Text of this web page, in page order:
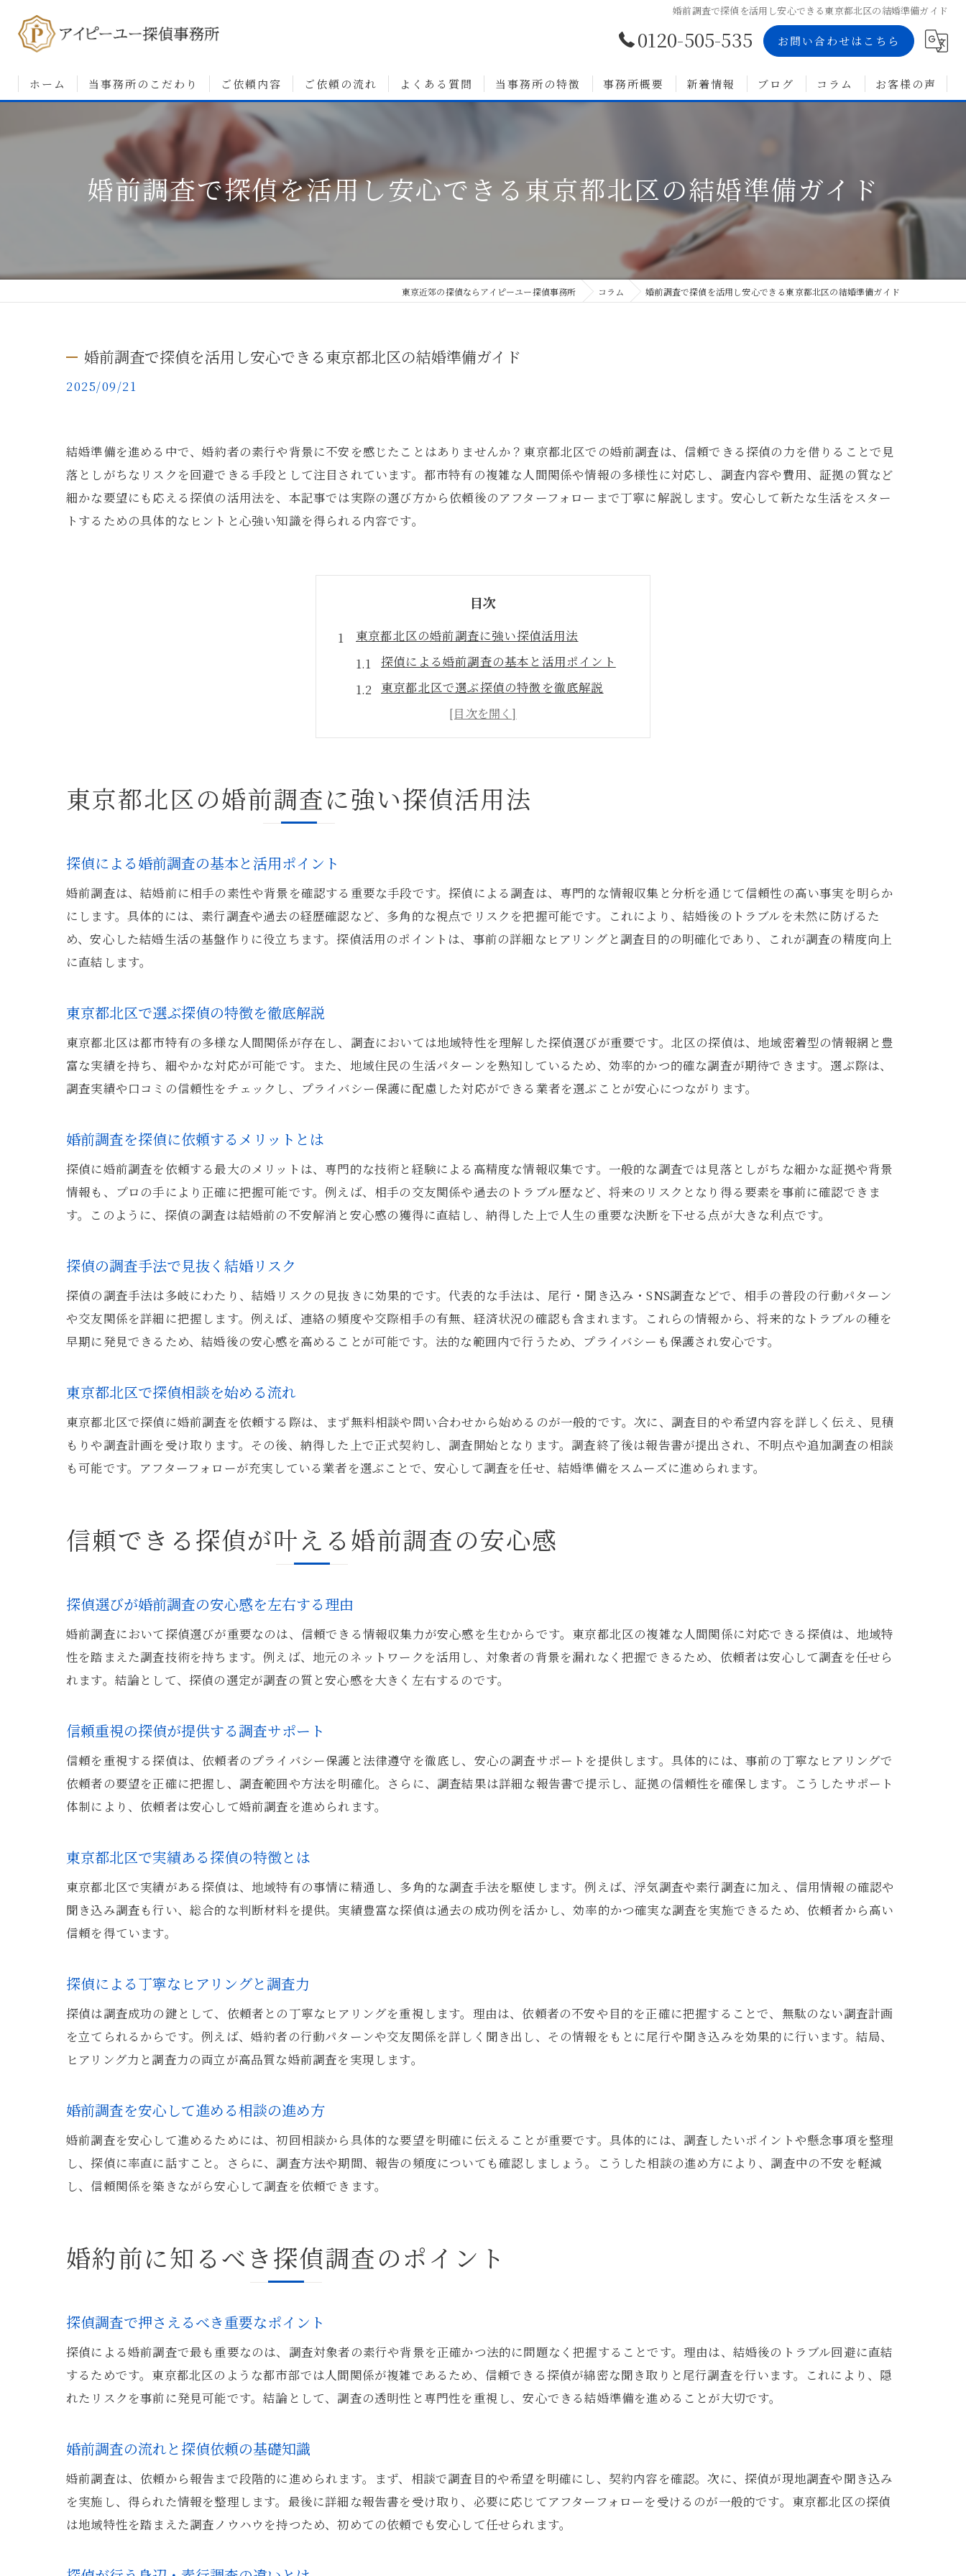
婚前調査で探偵を活用し安心できる東京都北区の結婚準備ガイド
0120-505-535 お問い合わせはこちら
ホーム 当事務所のこだわり ご依頼内容
浮気調査について
婚前調査について
素行・行動調査について
ご依頼の流れ よくある質問 当事務所の特徴
人探し
事務所概要 新着情報 ブログ コラム お客様の声
婚前調査で探偵を活用し安心できる東京都北区の結婚準備ガイド
東京近郊の探偵ならアイピーユー探偵事務所 コラム 婚前調査で探偵を活用し安心できる東京都北区の結婚準備ガイド
婚前調査で探偵を活用し安心できる東京都北区の結婚準備ガイド
2025/09/21
結婚準備を進める中で、婚約者の素行や背景に不安を感じたことはありませんか？東京都北区での婚前調査は、信頼できる探偵の力を借りることで見
落としがちなリスクを回避できる手段として注目されています。都市特有の複雑な人間関係や情報の多様性に対応し、調査内容や費用、証拠の質など
細かな要望にも応える探偵の活用法を、本記事では実際の選び方から依頼後のアフターフォローまで丁寧に解説します。安心して新たな生活をスター
トするための具体的なヒントと心強い知識を得られる内容です。
目次
東京都北区の婚前調査に強い探偵活用法
探偵による婚前調査の基本と活用ポイント
東京都北区で選ぶ探偵の特徴を徹底解説
婚前調査を探偵に依頼するメリットとは
探偵の調査手法で見抜く結婚リスク
信頼できる探偵が叶える婚前調査の安心感
探偵選びが婚前調査の安心感を左右する理由
探偵による丁寧なヒアリングと調査力
婚前調査を安心して進める相談の進め方
婚約前に知るべき探偵調査のポイント
調査内容と報告書の確認方法を解説
探偵依頼前に知りたい費用と相場感
探偵との無料相談で悩みを事前に解決
素行調査を探偵に任せるメリットとは
婚前調査で探偵が集める証拠の重要性
信頼できる探偵の見分け方と選び方
婚前調査で失敗しない探偵依頼のコツ
料金や調査内容をしっかり比較し判断
東京都北区の婚前調査に強い探偵活用法
探偵による婚前調査の基本と活用ポイント
婚前調査は、結婚前に相手の素性や背景を確認する重要な手段です。探偵による調査は、専門的な情報収集と分析を通じて信頼性の高い事実を明らか
にします。具体的には、素行調査や過去の経歴確認など、多角的な視点でリスクを把握可能です。これにより、結婚後のトラブルを未然に防げるた
め、安心した結婚生活の基盤作りに役立ちます。探偵活用のポイントは、事前の詳細なヒアリングと調査目的の明確化であり、これが調査の精度向上
に直結します。
東京都北区で選ぶ探偵の特徴を徹底解説
東京都北区は都市特有の多様な人間関係が存在し、調査においては地域特性を理解した探偵選びが重要です。北区の探偵は、地域密着型の情報網と豊
富な実績を持ち、細やかな対応が可能です。また、地域住民の生活パターンを熟知しているため、効率的かつ的確な調査が期待できます。選ぶ際は、
調査実績や口コミの信頼性をチェックし、プライバシー保護に配慮した対応ができる業者を選ぶことが安心につながります。
婚前調査を探偵に依頼するメリットとは
探偵に婚前調査を依頼する最大のメリットは、専門的な技術と経験による高精度な情報収集です。一般的な調査では見落としがちな細かな証拠や背景
情報も、プロの手により正確に把握可能です。例えば、相手の交友関係や過去のトラブル歴など、将来のリスクとなり得る要素を事前に確認できま
す。このように、探偵の調査は結婚前の不安解消と安心感の獲得に直結し、納得した上で人生の重要な決断を下せる点が大きな利点です。
探偵の調査手法で見抜く結婚リスク
探偵の調査手法は多岐にわたり、結婚リスクの見抜きに効果的です。代表的な手法は、尾行・聞き込み・SNS調査などで、相手の普段の行動パターン
や交友関係を詳細に把握します。例えば、連絡の頻度や交際相手の有無、経済状況の確認も含まれます。これらの情報から、将来的なトラブルの種を
早期に発見できるため、結婚後の安心感を高めることが可能です。法的な範囲内で行うため、プライバシーも保護され安心です。
東京都北区で探偵相談を始める流れ
東京都北区で探偵に婚前調査を依頼する際は、まず無料相談や問い合わせから始めるのが一般的です。次に、調査目的や希望内容を詳しく伝え、見積
もりや調査計画を受け取ります。その後、納得した上で正式契約し、調査開始となります。調査終了後は報告書が提出され、不明点や追加調査の相談
も可能です。アフターフォローが充実している業者を選ぶことで、安心して調査を任せ、結婚準備をスムーズに進められます。
信頼できる探偵が叶える婚前調査の安心感
探偵選びが婚前調査の安心感を左右する理由
婚前調査において探偵選びが重要なのは、信頼できる情報収集力が安心感を生むからです。東京都北区の複雑な人間関係に対応できる探偵は、地域特
性を踏まえた調査技術を持ちます。例えば、地元のネットワークを活用し、対象者の背景を漏れなく把握できるため、依頼者は安心して調査を任せら
れます。結論として、探偵の選定が調査の質と安心感を大きく左右するのです。
信頼重視の探偵が提供する調査サポート
信頼を重視する探偵は、依頼者のプライバシー保護と法律遵守を徹底し、安心の調査サポートを提供します。具体的には、事前の丁寧なヒアリングで
依頼者の要望を正確に把握し、調査範囲や方法を明確化。さらに、調査結果は詳細な報告書で提示し、証拠の信頼性を確保します。こうしたサポート
体制により、依頼者は安心して婚前調査を進められます。
東京都北区で実績ある探偵の特徴とは
東京都北区で実績がある探偵は、地域特有の事情に精通し、多角的な調査手法を駆使します。例えば、浮気調査や素行調査に加え、信用情報の確認や
聞き込み調査も行い、総合的な判断材料を提供。実績豊富な探偵は過去の成功例を活かし、効率的かつ確実な調査を実施できるため、依頼者から高い
信頼を得ています。
探偵による丁寧なヒアリングと調査力
探偵は調査成功の鍵として、依頼者との丁寧なヒアリングを重視します。理由は、依頼者の不安や目的を正確に把握することで、無駄のない調査計画
を立てられるからです。例えば、婚約者の行動パターンや交友関係を詳しく聞き出し、その情報をもとに尾行や聞き込みを効果的に行います。結局、
ヒアリング力と調査力の両立が高品質な婚前調査を実現します。
婚前調査を安心して進める相談の進め方
婚前調査を安心して進めるためには、初回相談から具体的な要望を明確に伝えることが重要です。具体的には、調査したいポイントや懸念事項を整理
し、探偵に率直に話すこと。さらに、調査方法や期間、報告の頻度についても確認しましょう。こうした相談の進め方により、調査中の不安を軽減
し、信頼関係を築きながら安心して調査を依頼できます。
婚約前に知るべき探偵調査のポイント
探偵調査で押さえるべき重要なポイント
探偵による婚前調査で最も重要なのは、調査対象者の素行や背景を正確かつ法的に問題なく把握することです。理由は、結婚後のトラブル回避に直結
するためです。東京都北区のような都市部では人間関係が複雑であるため、信頼できる探偵が綿密な聞き取りと尾行調査を行います。これにより、隠
れたリスクを事前に発見可能です。結論として、調査の透明性と専門性を重視し、安心できる結婚準備を進めることが大切です。
婚前調査の流れと探偵依頼の基礎知識
婚前調査は、依頼から報告まで段階的に進められます。まず、相談で調査目的や希望を明確にし、契約内容を確認。次に、探偵が現地調査や聞き込み
を実施し、得られた情報を整理します。最後に詳細な報告書を受け取り、必要に応じてアフターフォローを受けるのが一般的です。東京都北区の探偵
は地域特性を踏まえた調査ノウハウを持つため、初めての依頼でも安心して任せられます。